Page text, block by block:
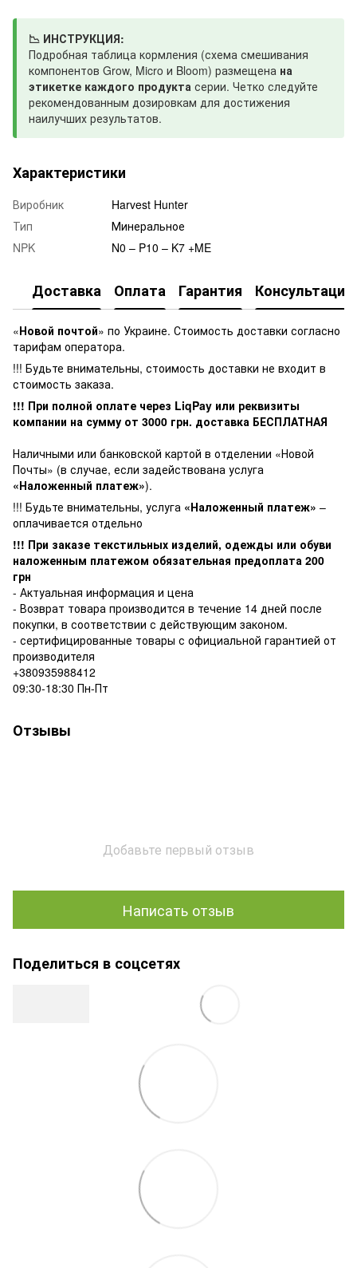
📉 ИНСТРУКЦИЯ:
Подробная таблица кормления (схема смешивания
компонентов Grow, Micro и Bloom) размещена на
этикетке каждого продукта серии. Четко следуйте
рекомендованным дозировкам для достижения
наилучших результатов.
Характеристики
Виробник
Harvest Hunter
Тип
Минеральное
NPK
N0 – P10 – K7 +ME
Доставка Оплата Гарантия Консультация
«Новой почтой» по Украине. Стоимость доставки согласно
тарифам оператора.
!!! Будьте внимательны, стоимость доставки не входит в
стоимость заказа.
!!! При полной оплате через LiqPay или реквизиты
компании на сумму от 3000 грн. доставка БЕСПЛАТНАЯ
Наличными или банковской картой в отделении «Новой
Почты» (в случае, если задействована услуга
«Наложенный платеж»).
!!! Будьте внимательны, услуга «Наложенный платеж» –
оплачивается отдельно
!!! При заказе текстильных изделий, одежды или обуви
наложенным платежом обязательная предоплата 200
грн
- Актуальная информация и цена
- Возврат товара производится в течение 14 дней после
покупки, в соответствии с действующим законом.
- сертифицированные товары с официальной гарантией от
производителя
+380935988412
09:30-18:30 Пн-Пт
Отзывы
Добавьте первый отзыв
Написать отзыв
Поделиться в соцсетях